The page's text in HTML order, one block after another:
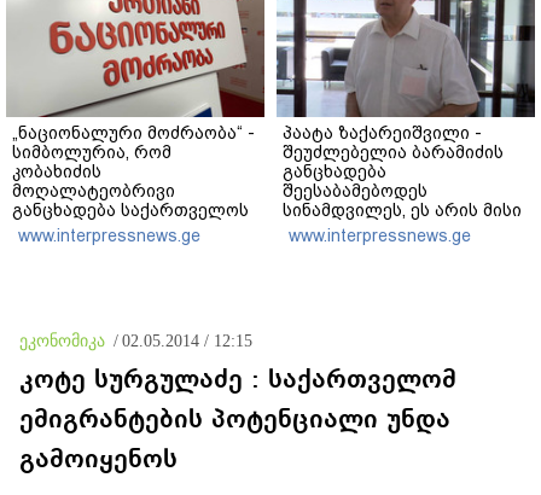
„ნაციონალური მოძრაობა“ -
სიმბოლურია, რომ
კობახიძის
მოღალატეობრივი
განცხადება საქართველოს
თავისუფლებისთვის
შეწირული გმირების
www.interpressnews.ge
პაატა ზაქარეიშვილი -
შეუძლებელია ბარამიძის
განცხადება
შეესაბამებოდეს
სინამდვილეს, ეს არის მისი
მოსაზრება, აბსოლუტურად
ამოვარდნილი
www.interpressnews.ge
ეკონომიკა / 02.05.2014 / 12:15
კოტე სურგულაძე : საქართველომ
ემიგრანტების პოტენციალი უნდა
გამოიყენოს